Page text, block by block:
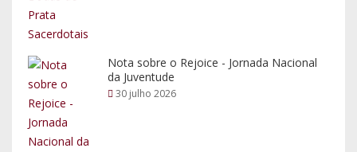
Nota sobre o Rejoice - Jornada Nacional
da Juventude
30 julho 2026